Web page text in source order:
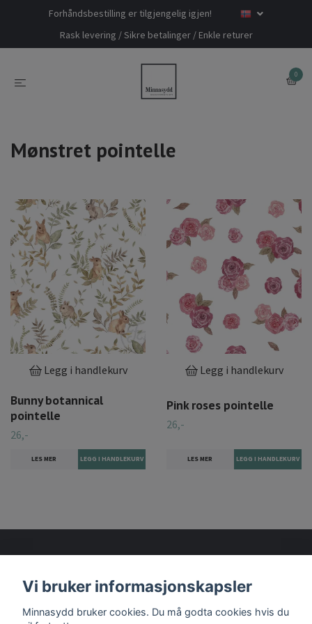
Forhåndsbestilling er tilgjengelig igjen!
Rask levering / Sikre betalinger / Enkle returer
0
Mønstret pointelle
Legg i handlekurv
Bunny botannical
pointelle
26,-
LES MER
Legg i handlekurv
Pink roses pointelle
26,-
LES MER
Vi bruker informasjonskapsler
Minnasydd bruker cookies. Du må godta cookies hvis du